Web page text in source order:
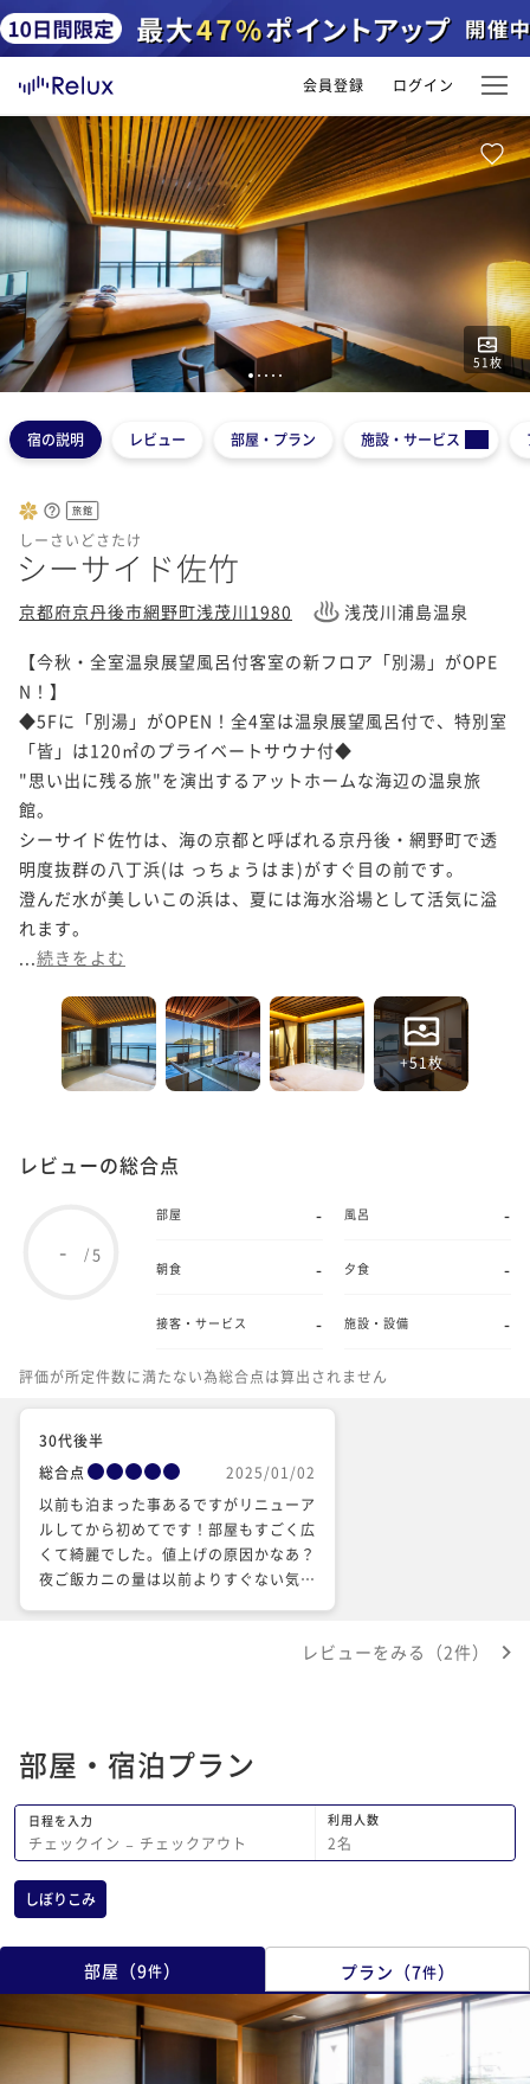
会員登録 ログイン
51 枚
1 2 3 4 5
宿の説明 レビュー 部屋・プラン 施設・サービス
旅館
しーさいどさたけ
シーサイド佐竹
京都府京丹後市網野町浅茂川1980 浅茂川浦島温泉
【今秋・全室温泉展望風呂付客室の新フロア「別湯」がOPE
N！】
◆5Fに「別湯」がOPEN！全4室は温泉展望風呂付で、特別室
「皆」は120㎡のプライベートサウナ付◆
"思い出に残る旅"を演出するアットホームな海辺の温泉旅
館。
シーサイド佐竹は、海の京都と呼ばれる京丹後・網野町で透
明度抜群の八丁浜(は っちょうはま)がすぐ目の前です。
澄んだ水が美しいこの浜は、夏には海水浴場として活気に溢
れます。
続きをよむ
+51枚
レビューの総合点
- / 5
部屋 - 風呂 -
朝食 - 夕食 -
接客・サービス - 施設・設備 -
評価が所定件数に満たない為総合点は算出されません
30代後半
総合点
2025/01/02
以前も泊まった事あるですがリニューア
ルしてから初めてです！部屋もすごく広
くて綺麗でした。値上げの原因かなあ？
夜ご飯カニの量は以前よりすぐない気が
レビューをみる（2件）
部屋・宿泊プラン
日程を入力
チェックイン − チェックアウト
利用人数
2名
しぼりこみ
部屋 （9件） プラン （7件）